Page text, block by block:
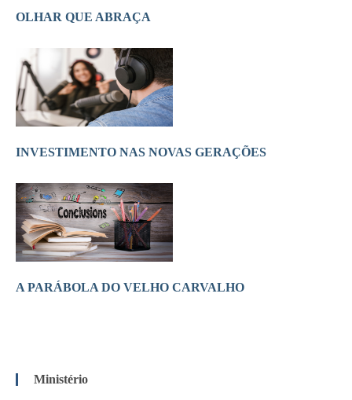
OLHAR QUE ABRAÇA
INVESTIMENTO NAS NOVAS GERAÇÕES
A PARÁBOLA DO VELHO CARVALHO
Ministério